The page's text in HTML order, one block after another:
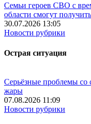
Семьи героев СВО с
области смогут
30.07.2026 13:05
Новости рубрики
Острая ситуация
Серьёзные проблемы со
жары
07.08.2026 11:09
Новости рубрики